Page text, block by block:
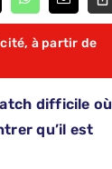
à partir de
difficile où
qu’il est